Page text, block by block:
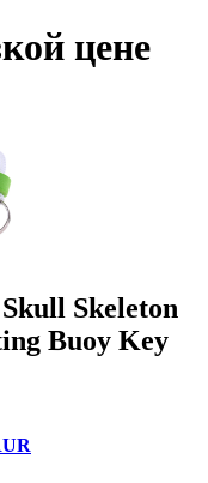
цене
Skeleton
Buoy Key